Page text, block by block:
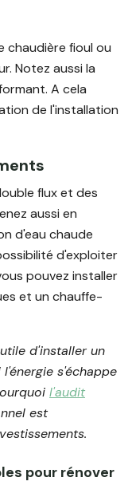
chaudière fioul ou
Notez aussi la
A cela
de l'installation
flux et des
aussi en
d'eau chaude
d'exploiter
pouvez installer
et un chauffe-
d'installer un
s'échappe
l'audit
est
pour rénover